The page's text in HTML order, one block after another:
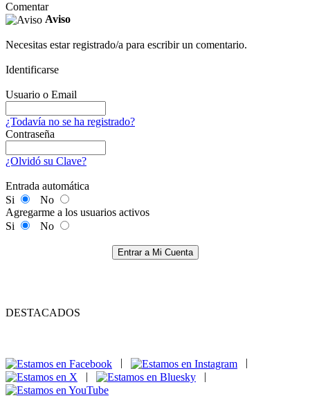
Comentar
Aviso
Necesitas estar registrado/a para escribir un comentario.
Identificarse
Usuario o Email
¿Todavía no se ha registrado?
Contraseña
¿Olvidó su Clave?
Entrada automática
Si
No
Agregarme a los usuarios activos
Si
No
Entrar a Mi Cuenta
DESTACADOS
|
|